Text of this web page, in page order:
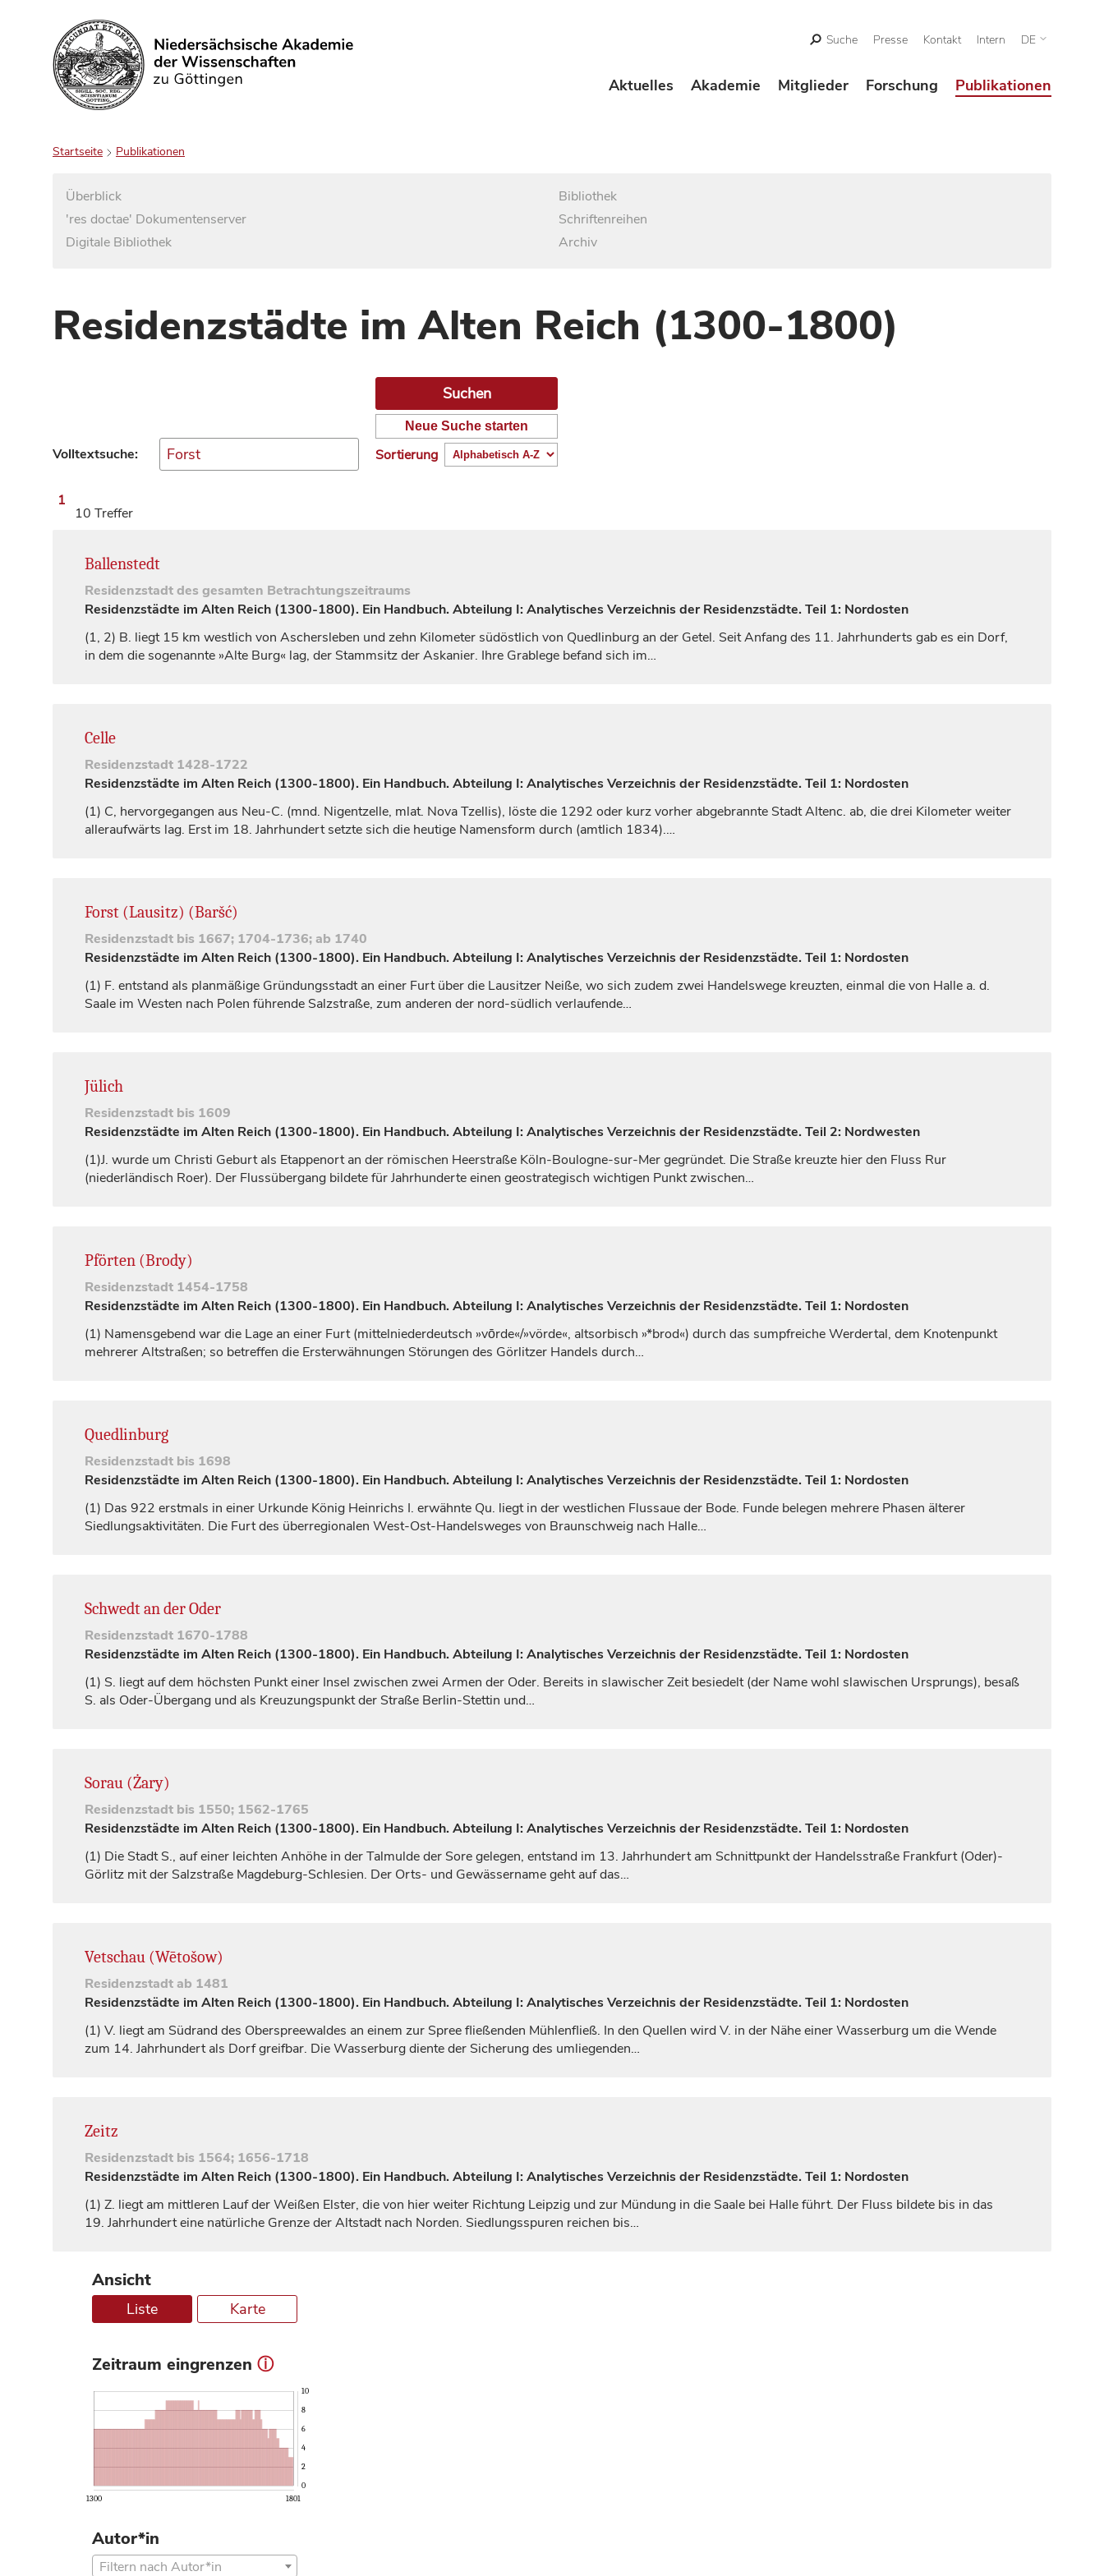
Suchen
Suche Presse Kontakt Intern DE
Aktuelles Akademie Mitglieder Forschung Publikationen
Startseite Publikationen
Überblick
'res doctae' Dokumentenserver
Digitale Bibliothek
Bibliothek
Schriftenreihen
Archiv
Residenzstädte im Alten Reich (1300-1800)
Volltextsuche:
Neue Suche starten
Sortierung
1
10 Treffer
Ballenstedt
Residenzstadtdes gesamten Betrachtungszeitraums
Residenzstädte im Alten Reich (1300-1800). Ein Handbuch. Abteilung I: Analytisches Verzeichnis der Residenzstädte. Teil 1: Nordosten
(1, 2) B. liegt 15 km westlich von Aschersleben und zehn Kilometer südöstlich von Quedlinburg an der Getel. Seit Anfang des 11. Jahrhunderts gab es ein Dorf,
in dem die sogenannte »Alte Burg« lag, der Stammsitz der Askanier. Ihre Grablege befand sich im…
Celle
Residenzstadt 1428-1722
Residenzstädte im Alten Reich (1300-1800). Ein Handbuch. Abteilung I: Analytisches Verzeichnis der Residenzstädte. Teil 1: Nordosten
(1) C, hervorgegangen aus Neu-C. (mnd. Nigentzelle, mlat. Nova Tzellis), löste die 1292 oder kurz vorher abgebrannte Stadt Altenc. ab, die drei Kilometer weiter
alleraufwärts lag. Erst im 18. Jahrhundertsetzte sich die heutige Namensform durch (amtlich 1834).…
Forst (Lausitz) (Baršć)
Residenzstadt bis 1667; 1704-1736; ab 1740
Residenzstädte im Alten Reich (1300-1800). Ein Handbuch. Abteilung I: Analytisches Verzeichnis der Residenzstädte. Teil 1: Nordosten
(1) F. entstand als planmäßige Gründungsstadt an einer Furt über die Lausitzer Neiße, wo sich zudem zwei Handelswege kreuzten, einmal die von Halle a. d.
Saale im Westen nach Polen führende Salzstraße, zum anderen der nord-südlich verlaufende…
Jülich
Residenzstadt bis 1609
Residenzstädte im Alten Reich (1300-1800). Ein Handbuch. Abteilung I: Analytisches Verzeichnis der Residenzstädte. Teil 2: Nordwesten
(1)J. wurde um Christi Geburt als Etappenort an der römischen Heerstraße Köln-Boulogne-sur-Mer gegründet. Die Straße kreuzte hier den Fluss Rur
(niederländisch Roer). Der Flussübergang bildete für Jahrhunderte einen geostrategisch wichtigen Punkt zwischen…
Pförten (Brody)
Residenzstadt 1454-1758
Residenzstädte im Alten Reich (1300-1800). Ein Handbuch. Abteilung I: Analytisches Verzeichnis der Residenzstädte. Teil 1: Nordosten
(1) Namensgebend war die Lage an einer Furt (mittelniederdeutsch »vōrde«/»vörde«, altsorbisch »*brod«) durch das sumpfreiche Werdertal, dem Knotenpunkt
mehrerer Altstraßen; so betreffen die Ersterwähnungen Störungen des Görlitzer Handels durch…
Quedlinburg
Residenzstadt bis 1698
Residenzstädte im Alten Reich (1300-1800). Ein Handbuch. Abteilung I: Analytisches Verzeichnis der Residenzstädte. Teil 1: Nordosten
(1) Das 922 erstmals in einer Urkunde König Heinrichs I. erwähnte Qu. liegt in der westlichen Flussaue der Bode. Funde belegen mehrere Phasen älterer
Siedlungsaktivitäten. Die Furt des überregionalen West-Ost-Handelsweges von Braunschweig nach Halle…
Schwedt an der Oder
Residenzstadt 1670-1788
Residenzstädte im Alten Reich (1300-1800). Ein Handbuch. Abteilung I: Analytisches Verzeichnis der Residenzstädte. Teil 1: Nordosten
(1) S. liegt auf dem höchsten Punkt einer Insel zwischen zwei Armen der Oder. Bereits in slawischer Zeit besiedelt (der Name wohl slawischen Ursprungs), besaß
S. als Oder-Übergang und als Kreuzungspunkt der Straße Berlin-Stettin und…
Sorau (Żary)
Residenzstadt bis 1550; 1562-1765
Residenzstädte im Alten Reich (1300-1800). Ein Handbuch. Abteilung I: Analytisches Verzeichnis der Residenzstädte. Teil 1: Nordosten
(1) Die Stadt S., auf einer leichten Anhöhe in der Talmulde der Sore gelegen, entstand im 13. Jahrhundertam Schnittpunkt der Handelsstraße Frankfurt (Oder)-
Görlitz mit der Salzstraße Magdeburg-Schlesien. Der Orts- und Gewässername geht auf das…
Vetschau (Wētošow)
Residenzstadtab 1481
Residenzstädte im Alten Reich (1300-1800). Ein Handbuch. Abteilung I: Analytisches Verzeichnis der Residenzstädte. Teil 1: Nordosten
(1) V. liegt am Südrand des Oberspreewaldes an einem zur Spree fließenden Mühlenfließ. In den Quellen wird V. in der Nähe einer Wasserburg um die Wende
zum 14. Jahrhundertals Dorf greifbar. Die Wasserburg diente der Sicherung des umliegenden…
Zeitz
Residenzstadt bis 1564; 1656-1718
Residenzstädte im Alten Reich (1300-1800). Ein Handbuch. Abteilung I: Analytisches Verzeichnis der Residenzstädte. Teil 1: Nordosten
(1) Z. liegt am mittleren Lauf der Weißen Elster, die von hier weiter Richtung Leipzig und zur Mündung in die Saale bei Halleführt. Der Fluss bildete bis in das
19. Jahrhunderteine natürliche Grenze der Altstadt nach Norden. Siedlungsspuren reichen bis…
Ansicht
Liste Karte
Zeitraum eingrenzen ⓘ
1300 1801
0
2
4
6
8
10
Autor*in
Filtern nach Autor*in